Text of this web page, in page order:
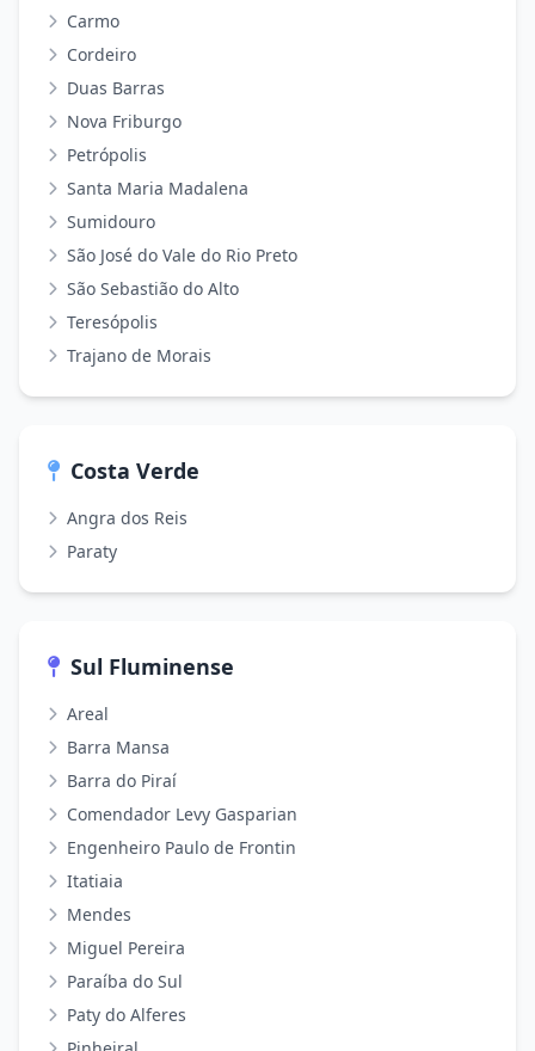
Carmo
Cordeiro
Duas Barras
Nova Friburgo
Petrópolis
Santa Maria Madalena
Sumidouro
São José do Vale do Rio Preto
São Sebastião do Alto
Teresópolis
Trajano de Morais
Costa Verde
Angra dos Reis
Paraty
Sul Fluminense
Areal
Barra Mansa
Barra do Piraí
Comendador Levy Gasparian
Engenheiro Paulo de Frontin
Itatiaia
Mendes
Miguel Pereira
Paraíba do Sul
Paty do Alferes